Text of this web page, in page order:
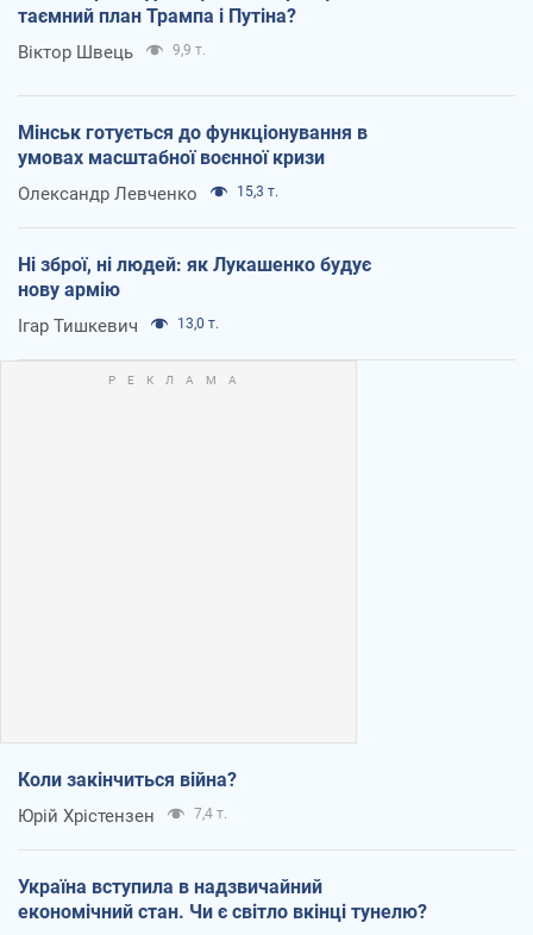
таємний план Трампа і Путіна?
Віктор Швець 9,9 т.
Мінськ готується до функціонування в
умовах масштабної воєнної кризи
Олександр Левченко 15,3 т.
Ні зброї, ні людей: як Лукашенко будує
нову армію
Ігар Тишкевич 13,0 т.
Коли закінчиться війна?
Юрій Хрістензен 7,4 т.
Україна вступила в надзвичайний
економічний стан. Чи є світло вкінці тунелю?